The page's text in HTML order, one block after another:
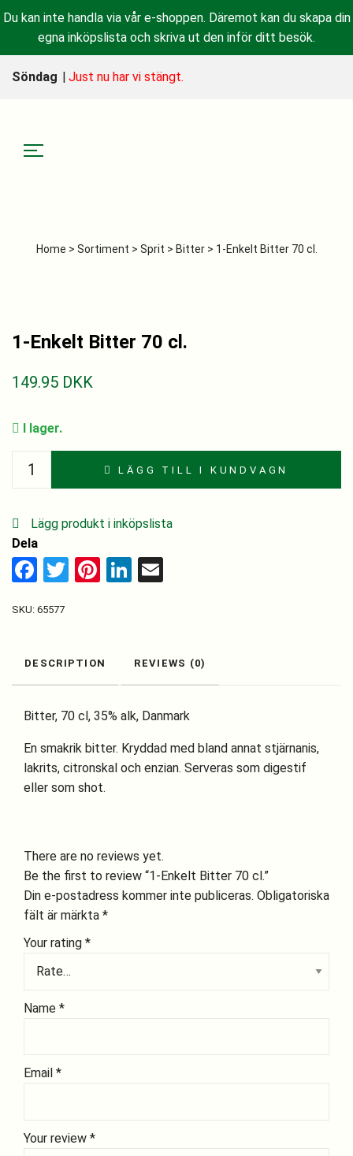
Du kan inte handla via vår e-shoppen. Däremot kan du skapa din
egna inköpslista och skriva ut den inför ditt besök.
Söndag | Just nu har vi stängt.
Home > Sortiment > Sprit > Bitter> 1-Enkelt Bitter 70 cl.
1-Enkelt Bitter 70 cl.
149.95 DKK
I lager.
Enkelt
70
cl.
quantity
LÄGG TILL I KUNDVAGN
Lägg produkt i inköpslista
Dela
Facebook
TwitterPinterest
LinkedIn
SKU: 65577
DESCRIPTION REVIEWS (0)
Bitter, 70 cl, 35% alk, Danmark
En smakrik bitter. Kryddad med bland annat stjärnanis,
lakrits, citronskal och enzian. Serveras som digestif
eller som shot.
There are no reviews yet.
Be the first to review “1-Enkelt Bitter 70 cl.”
Din e-postadress kommer inte publiceras. Obligatoriska
fält är märkta *
Your rating *
Your review *
Name *
Email *